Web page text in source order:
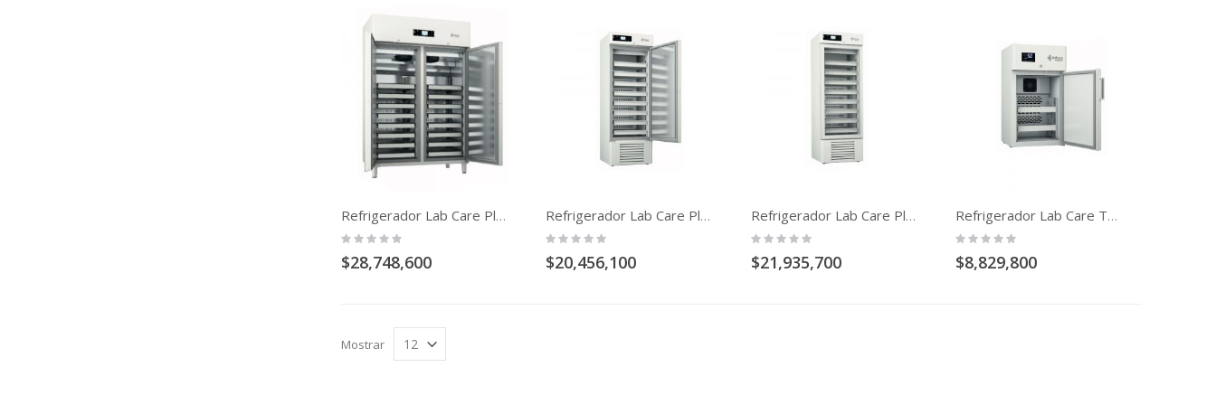
Refrigerador Lab Care Plus Temperatura 2 A 8 C 1300 Litros
Rating:
$28,748,600
Refrigerador Lab Care Plus Temperatura 2 A 8 C 650 Litros
Rating:
$20,456,100
Refrigerador Lab Care Plus Temperatura 2 A 8 C 650 Litros Puerta De Vidrio
Rating:
$21,935,700
Refrigerador Lab Care Temperatura 2 A 8 C De 70 Lt
Rating:
$8,829,800
Mostrar